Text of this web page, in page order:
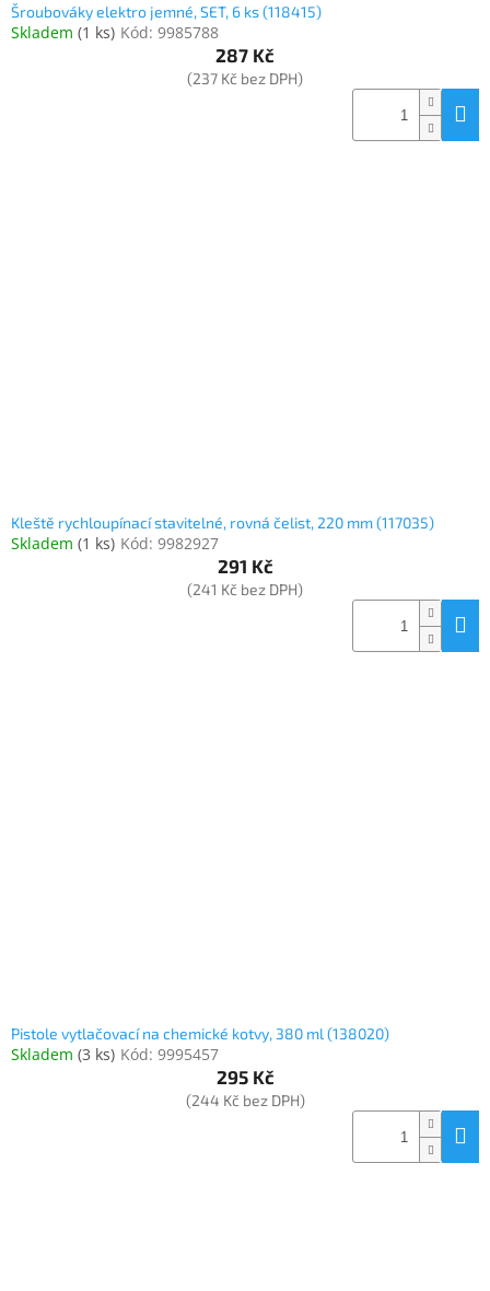
Šroubováky elektro jemné, SET, 6 ks (118415)
Skladem (1 ks) Kód: 9985788
287 Kč
(237 Kč bez DPH)
Kleště rychloupínací stavitelné, rovná čelist, 220 mm (117035)
Skladem (1 ks) Kód: 9982927
291 Kč
(241 Kč bez DPH)
Pistole vytlačovací na chemické kotvy, 380 ml (138020)
Skladem (3 ks) Kód: 9995457
295 Kč
(244 Kč bez DPH)